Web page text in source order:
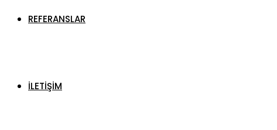
REFERANSLAR
İLETİŞİM